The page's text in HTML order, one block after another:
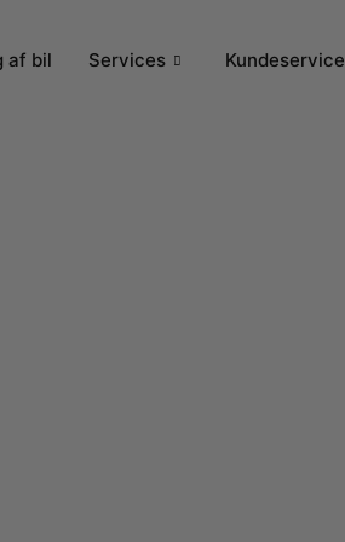
af bil Services Kundeservice